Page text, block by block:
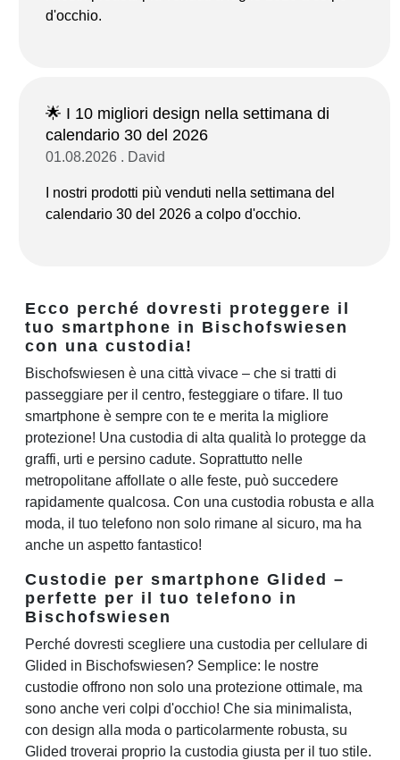
d'occhio.
🌟 I 10 migliori design nella settimana di
calendario 30 del 2026
01.08.2026 . David
I nostri prodotti più venduti nella settimana del
calendario 30 del 2026 a colpo d'occhio.
Ecco perché dovresti proteggere il
tuo smartphone in Bischofswiesen
con una custodia!
Bischofswiesen è una città vivace – che si tratti di
passeggiare per il centro, festeggiare o tifare. Il tuo
smartphone è sempre con te e merita la migliore
protezione! Una custodia di alta qualità lo protegge da
graffi, urti e persino cadute. Soprattutto nelle
metropolitane affollate o alle feste, può succedere
rapidamente qualcosa. Con una custodia robusta e alla
moda, il tuo telefono non solo rimane al sicuro, ma ha
anche un aspetto fantastico!
Custodie per smartphone Glided –
perfette per il tuo telefono in
Bischofswiesen
Perché dovresti scegliere una custodia per cellulare di
Glided in Bischofswiesen? Semplice: le nostre
custodie offrono non solo una protezione ottimale, ma
sono anche veri colpi d'occhio! Che sia minimalista,
con design alla moda o particolarmente robusta, su
Glided troverai proprio la custodia giusta per il tuo stile.